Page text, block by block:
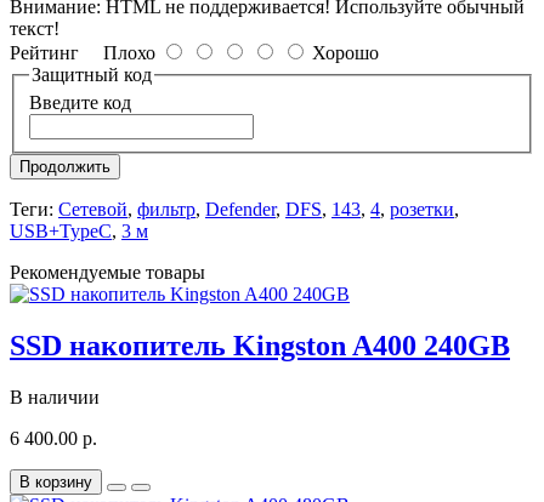
Внимание: HTML не поддерживается! Используйте обычный
текст!
Рейтинг Плохо
Хорошо
Защитный код
Введите код
Продолжить
Теги: Сетевой, фильтр, Defender, DFS, 143, 4, розетки,
USB+TypeC, 3 м
Рекомендуемые товары
SSD накопитель Kingston A400 240GB
В наличии
6 400.00 р.
В корзину